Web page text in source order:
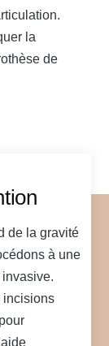
la
de
de la gravité
à une
incisions